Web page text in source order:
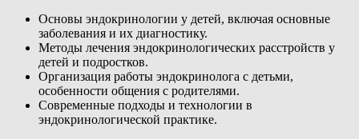
Основы эндокринологии у детей, включая основные
заболевания и их диагностику.
Методы лечения эндокринологических расстройств у
детей и подростков.
Организация работы эндокринолога с детьми,
особенности общения с родителями.
Современные подходы и технологии в
эндокринологической практике.